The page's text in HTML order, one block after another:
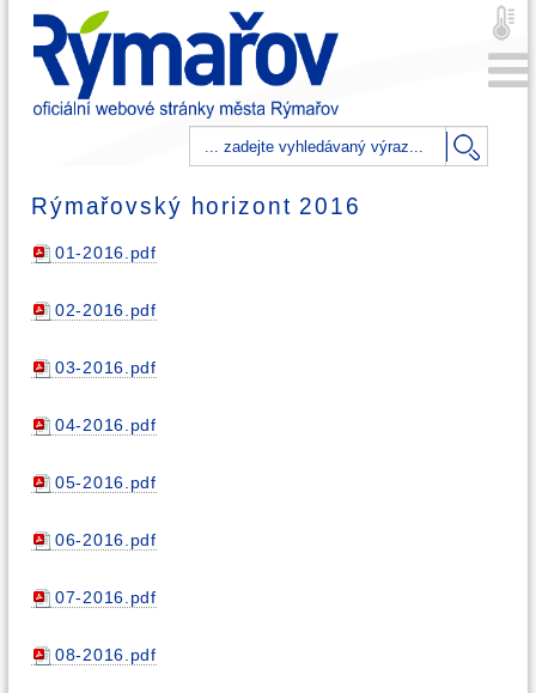
Rýmařovský horizont 2016
01-2016.pdf
02-2016.pdf
03-2016.pdf
04-2016.pdf
05-2016.pdf
06-2016.pdf
07-2016.pdf
08-2016.pdf